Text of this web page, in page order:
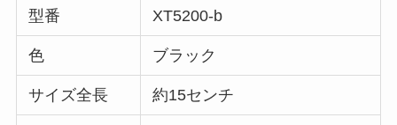
型番 ‎XT5200-b
色 ブラック
サイズ全長 約15センチ